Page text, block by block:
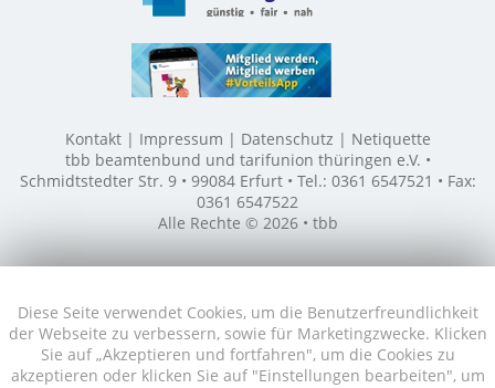
Diese Seite verwendet Cookies, um die Benutzerfreundlichkeit
der Webseite zu verbessern, sowie für Marketingzwecke. Klicken
Sie auf „Akzeptieren und fortfahren", um die Cookies zu
akzeptieren oder klicken Sie auf "Einstellungen bearbeiten", um
Kontakt Impressum Datenschutz
Netiquette
tbb beamtenbund und tarifunion thüringen e.V. •
Schmidtstedter Str. 9 • 99084 Erfurt • Tel.: 0361 6547521 • Fax:
0361 6547522
Alle Rechte © 2026 • tbb